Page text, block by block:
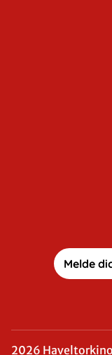
Melde
2026 Haveltorkino